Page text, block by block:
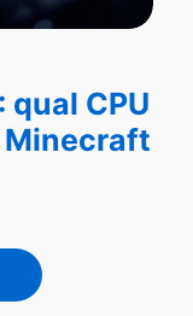
qual CPU
Minecraft